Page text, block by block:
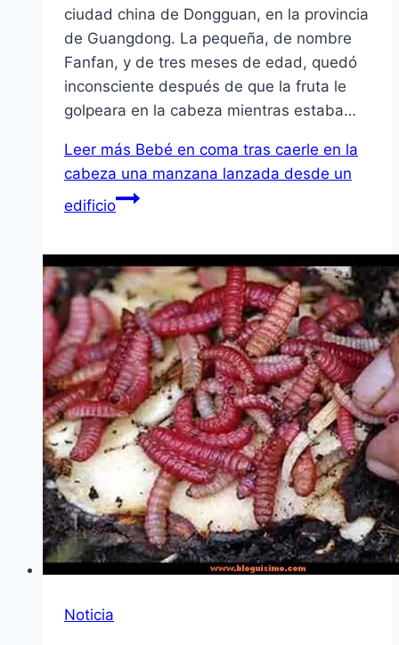
ciudad china de Dongguan, en la provincia
de Guangdong. La pequeña, de nombre
Fanfan, y de tres meses de edad, quedó
inconsciente después de que la fruta le
golpeara en la cabeza mientras estaba…
Leer más Bebé en coma tras caerle en la
cabeza una manzana lanzada desde un
edificio
Noticia